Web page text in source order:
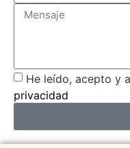
He leído, acepto y
privacidad